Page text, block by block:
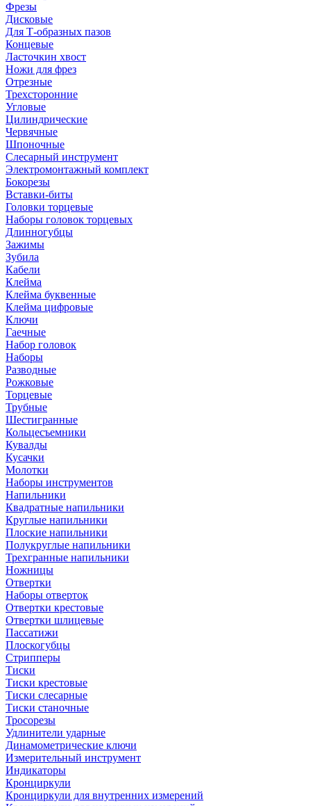
Фрезы
Дисковые
Для Т-образных пазов
Концевые
Ласточкин хвост
Ножи для фрез
Отрезные
Трехсторонние
Угловые
Цилиндрические
Червячные
Шпоночные
Слесарный инструмент
Электромонтажный комплект
Бокорезы
Вставки-биты
Головки торцевые
Наборы головок торцевых
Длинногубцы
Зажимы
Зубила
Кабели
Клейма
Клейма буквенные
Клейма цифровые
Ключи
Гаечные
Набор головок
Наборы
Разводные
Рожковые
Торцевые
Трубные
Шестигранные
Кольцесъемники
Кувалды
Кусачки
Молотки
Наборы инструментов
Напильники
Квадратные напильники
Круглые напильники
Плоские напильники
Полукруглые напильники
Трехгранные напильники
Ножницы
Отвертки
Наборы отверток
Отвертки крестовые
Отвертки шлицевые
Пассатижи
Плоскогубцы
Стрипперы
Тиски
Тиски крестовые
Тиски слесарные
Тиски станочные
Тросорезы
Удлинители ударные
Динамометрические ключи
Измерительный инструмент
Индикаторы
Кронциркули
Кронциркули для внутренних измерений